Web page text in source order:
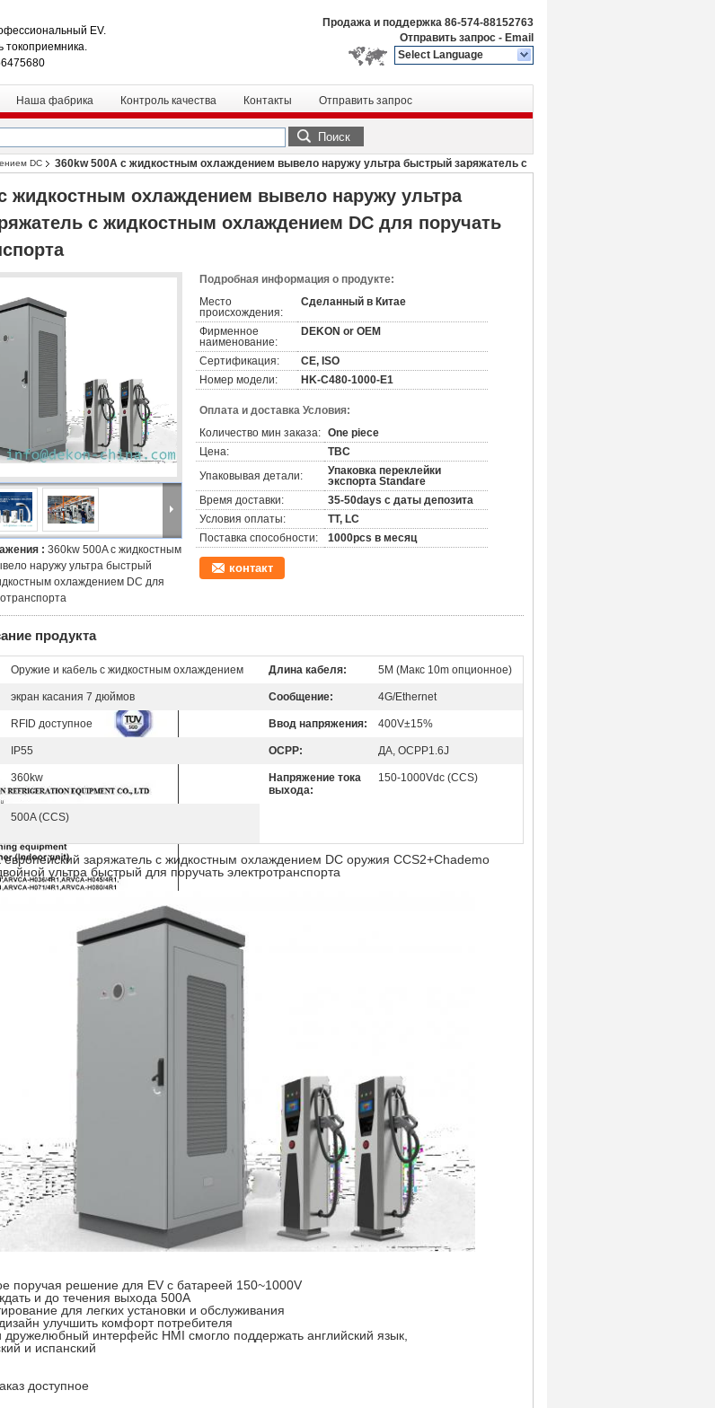
EV.
токоприемника.
Продажа и поддержка 86-574-88152763
Отправить запрос - Email
Select Language
Наша фабрика Контроль качества Контакты Отправить запрос
Поиск
DC
360kw 500A с жидкостным охлаждением вывело наружу ультра быстрый заряжатель с
жидкостным охлаждением вывело наружу ультра
с жидкостным охлаждением DC для поручать
: 360kw 500A с жидкостным
наружу ультра быстрый
охлаждением DC для
Подробная информация о продукте:
Место
происхождения:
Сделанный в Китае
Фирменное
наименование:
DEKON or OEM
Сертификация:
CE, ISO
Номер модели:
HK-C480-1000-E1
Оплата и доставка Условия:
Количество мин заказа: One piece
Цена:
TBC
Упаковывая детали:
Упаковка переклейки
экспорта Standare
Время доставки:
35-50days с даты депозита
Условия оплаты:
TT, LC
Поставка способности:
1000pcs в месяц
контакт
продукта
Оружие и кабель с жидкостным охлаждением Длина кабеля: 5M (Макс 10m опционное)
экран касания 7 дюймов Сообщение: 4G/Ethernet
RFID доступное Ввод напряжения: 400V±15%
IP55 OCPP: ДА, OCPP1.6J
360kw
Напряжение тока
выхода:
150-1000Vdc (CCS)
500A (CCS)
европейский заряжатель с жидкостным охлаждением DC оружия CCS2+Chademo
ультра быстрый для поручать электротранспорта
поручая решение для EV с батареей 150~1000V
и до течения выхода 500A
для легких установки и обслуживания
улучшить комфорт потребителя
дружелюбный интерфейс HMI смогло поддержать английский язык,
и испанский
доступное